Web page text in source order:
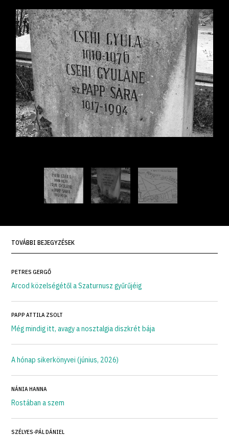
TOVÁBBI BEJEGYZÉSEK
PETRES GERGŐ
Arcod közelségétől a Szaturnusz gyűrűjéig
PAPP ATTILA ZSOLT
Még mindig itt, avagy a nosztalgia diszkrét bája
A hónap sikerkönyvei (június, 2026)
NÁNIA HANNA
Rostában a szem
SZÉLYES-PÁL DÁNIEL